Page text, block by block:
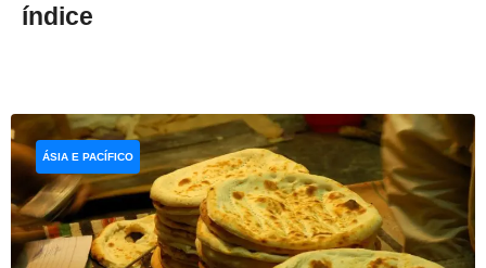
índice
ÁSIA E PACÍFICO